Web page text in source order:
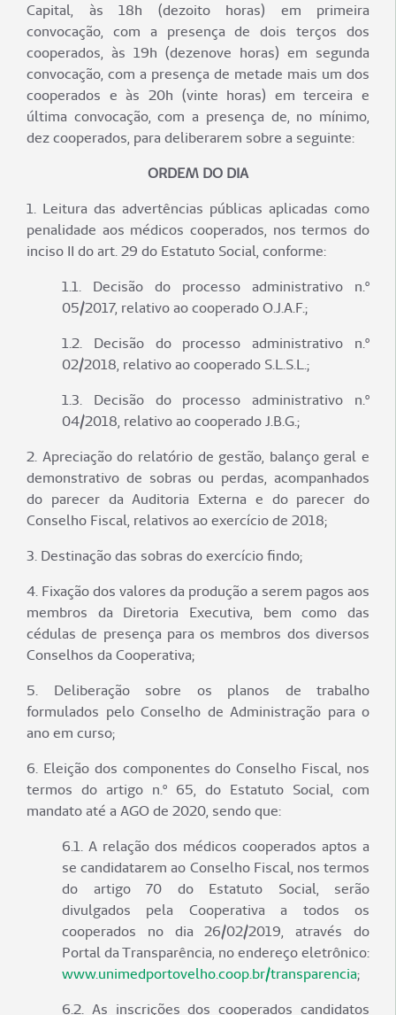
Capital, às 18h (dezoito horas) em primeira
convocação, com a presença de dois terços dos
cooperados, às 19h (dezenove horas) em segunda
convocação, com a presença de metade mais um dos
cooperados e às 20h (vinte horas) em terceira e
última convocação, com a presença de, no mínimo,
dez cooperados, para deliberarem sobre a seguinte:
ORDEM DO DIA
1. Leitura das advertências públicas aplicadas como
penalidade aos médicos cooperados, nos termos do
inciso II do art. 29 do Estatuto Social, conforme:
1.1. Decisão do processo administrativo n.º
05/2017, relativo ao cooperado O.J.A.F.;
1.2. Decisão do processo administrativo n.º
02/2018, relativo ao cooperado S.L.S.L.;
1.3. Decisão do processo administrativo n.º
04/2018, relativo ao cooperado J.B.G.;
2. Apreciação do relatório de gestão, balanço geral e
demonstrativo de sobras ou perdas, acompanhados
do parecer da Auditoria Externa e do parecer do
Conselho Fiscal, relativos ao exercício de 2018;
3. Destinação das sobras do exercício findo;
4. Fixação dos valores da produção a serem pagos aos
membros da Diretoria Executiva, bem como das
cédulas de presença para os membros dos diversos
Conselhos da Cooperativa;
5. Deliberação sobre os planos de trabalho
formulados pelo Conselho de Administração para o
ano em curso;
6. Eleição dos componentes do Conselho Fiscal, nos
termos do artigo n.º 65, do Estatuto Social, com
mandato até a AGO de 2020, sendo que:
6.1. A relação dos médicos cooperados aptos a
se candidatarem ao Conselho Fiscal, nos termos
do artigo 70 do Estatuto Social, serão
divulgados pela Cooperativa a todos os
cooperados no dia 26/02/2019, através do
Portal da Transparência, no endereço eletrônico:
www.unimedportovelho.coop.br/transparencia;
6.2. As inscrições dos cooperados candidatos